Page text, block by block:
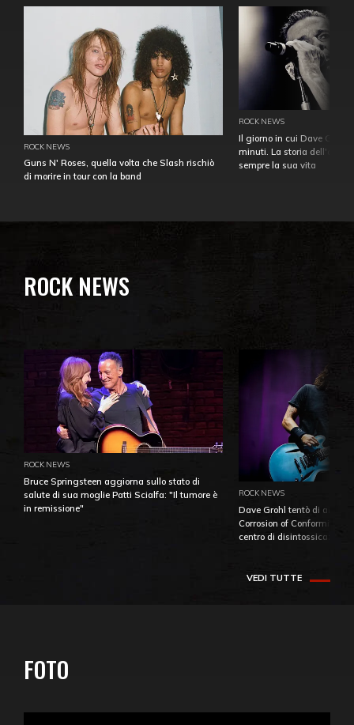
ROCK NEWS
Guns N' Roses, quella volta che Slash rischiò
di morire in tour con la band
ROCK NEWS
Il giorno in cui Dave
minuti. La storia
sempre la sua vita
ROCK NEWS
ROCK NEWS
Bruce Springsteen aggiorna sullo stato di
salute di sua moglie Patti Scialfa: "Il tumore è
in remissione"
ROCK NEWS
Dave Grohl tentò di
Corrosion of Conformity
centro di
VEDI TUTTE
FOTO